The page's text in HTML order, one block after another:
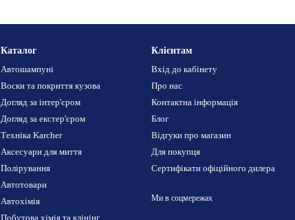
Каталог
Автошампуні
Воски та покриття кузова
Догляд за інтер'єром
Догляд за екстер'єром
Техніка Karcher
Аксесуари для миття
Полірування
Автотовари
Автохімія
Побутова хімія та клінінг
Клієнтам
Вхід до кабінету
Про нас
Контактна інформація
Блог
Відгуки про магазин
Для покупця
Сертифікати офіційного дилера
Ми в соцмережах